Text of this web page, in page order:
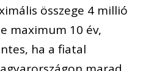
összege 4 millió
maximum 10 év,
ha a fiatal